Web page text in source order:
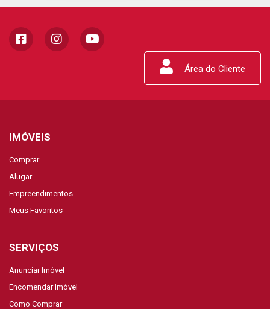
Área do Cliente
IMÓVEIS
Comprar
Alugar
Empreendimentos
Meus Favoritos
SERVIÇOS
Anunciar Imóvel
Encomendar Imóvel
Como Comprar